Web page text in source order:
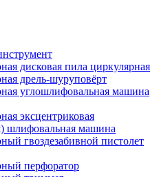
дисковая пила циркулярная
дрель-шуруповёрт
углошлифовальная машина
эксцентриковая
шлифовальная машина
гвоздезабивной пистолет
перфоратор